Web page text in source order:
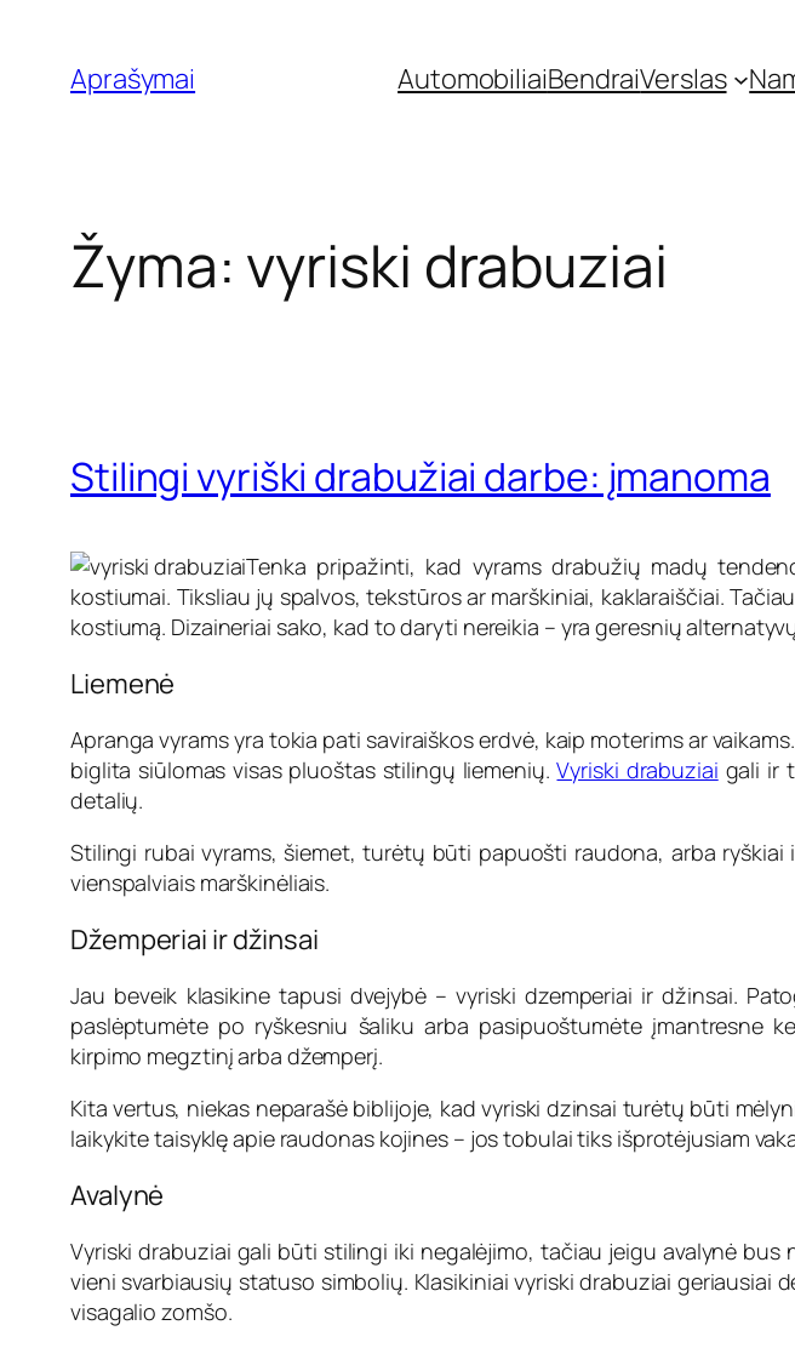
turinio
Aprašymai AutomobiliaiBendraiVerslas
Žyma: vyriski drabuziai
Stilingi vyriški drabužiai darbe: įmanoma
Tenka pripažinti, kad vyrams drabužių madų
kostiumai. Tiksliau jų spalvos, tekstūros ar marškiniai, kaklaraiščiai.
kostiumą. Dizaineriai sako, kad to daryti nereikia – yra geresnių
Liemenė
Apranga vyrams yra tokia pati saviraiškos erdvė, kaip moterims ar
biglita siūlomas visas pluoštas stilingų liemenių.Vyriski drabuziai gali ir
detalių.
Stilingi rubai vyrams, šiemet, turėtų būti papuošti raudona, arba
vienspalviais marškinėliais.
Džemperiai ir džinsai
Jau beveik klasikine tapusi dvejybė – vyriski dzemperiai ir džinsai.
paslėptumėte po ryškesniu šaliku arba pasipuoštumėte įmantresne
kirpimo megztinį arba džemperį.
Kita vertus, niekas neparašė biblijoje, kad vyriski dzinsai turėtų būti
laikykite taisyklę apie raudonas kojines – jos tobulai tiks išprotėjusiam
Avalynė
Vyriski drabuziai gali būti stilingi iki negalėjimo, tačiau jeigu avalynė bus
vieni svarbiausių statuso simbolių. Klasikiniai vyriski drabuziai
visagalio zomšo.